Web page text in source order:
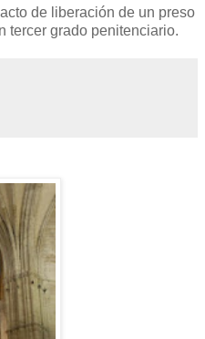
de liberación de un preso
tercer grado penitenciario.